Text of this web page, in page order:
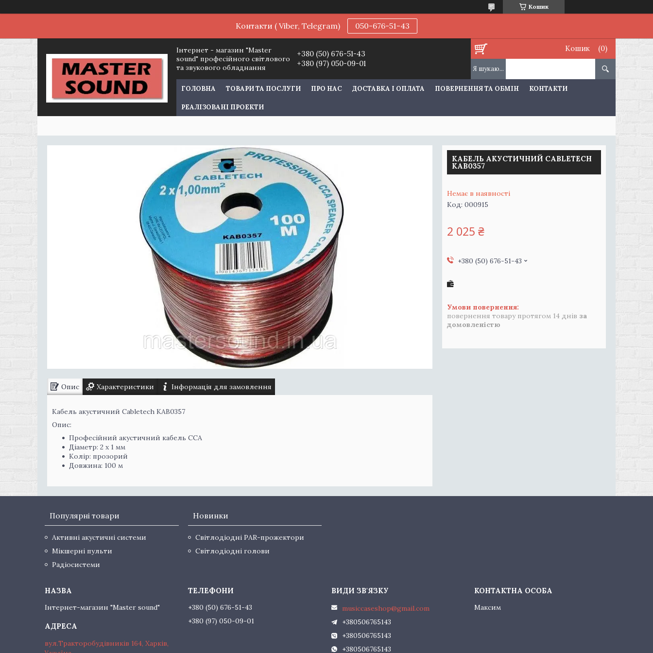
Кошик
Контакти ( Viber, Telegram) 050-676-51-43
Інтернет - магазин "Master
sound" професійного світлового
та звукового обладнання
+380 (50) 676-51-43
+380 (97) 050-09-01
Кошик
ГОЛОВНА ТОВАРИ ТА ПОСЛУГИ ПРО НАС ДОСТАВКА І ОПЛАТА ПОВЕРНЕННЯ ТА ОБМІН КОНТАКТИ
РЕАЛІЗОВАНІ ПРОЕКТИ
Опис Характеристики Інформація для замовлення
Кабель акустичний Cabletech KAB0357
Опис:
Професійний акустичний кабель CCA
Діаметр: 2 х 1 мм
Колір: прозорий
Довжина: 100 м
КАБЕЛЬ АКУСТИЧНИЙ CABLETECH
KAB0357
Немає в наявності
Код: 000915
2 025 ₴
+380 (50) 676-51-43
повернення товару протягом 14 днів за
домовленістю
Популярні товари
Активні акустичні системи
Мікшерні пульти
Радіосистеми
Новинки
Світлодіодні PAR-прожектори
Світлодіодні голови
Інтернет-магазин "Master sound"
вул.Тракторобудівників 164, Харків,
+380 (50) 676-51-43
+380 (97) 050-09-01
musiccaseshop@gmail.com
+380506765143
+380506765143
+380506765143
Максим